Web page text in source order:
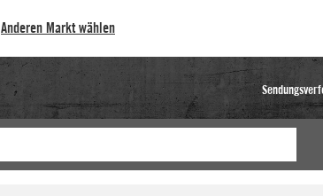
Anderen Markt wählen